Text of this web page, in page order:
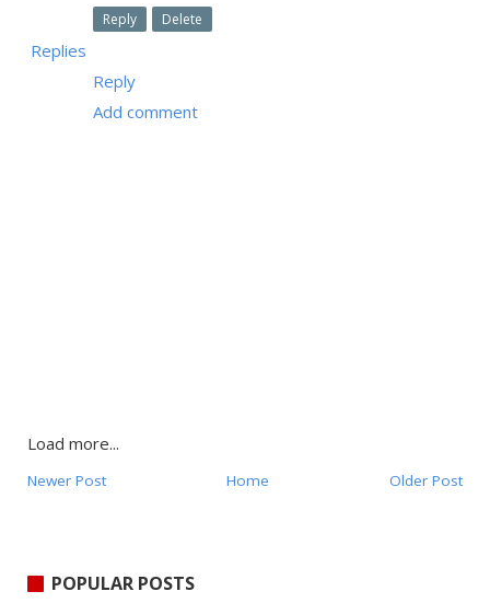
Reply Delete
Replies
Reply
Add comment
Load more...
Newer Post Older Post
Home
POPULAR POSTS